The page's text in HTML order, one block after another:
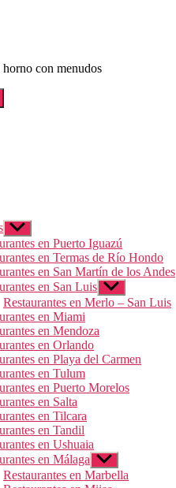
con menudos
Mostrar
el
submenú
en Puerto Iguazú
en Termas de Río Hondo
en San Martín de los Andes
en San Luis Mostrar
el
submenú
Restaurantes en Merlo – San Luis
en Miami
en Mendoza
en Orlando
en Playa del Carmen
en Tulum
en Puerto Morelos
en Salta
en Tilcara
en Tandil
en Ushuaia
en Málaga Mostrar
el
submenú
Restaurantes en Marbella